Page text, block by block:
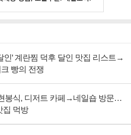
인' 계란찜 덕후 달인 맛집 리스트→
빵의 전쟁
봉식, 디저트 카페→네일숍 방문…
집 먹방